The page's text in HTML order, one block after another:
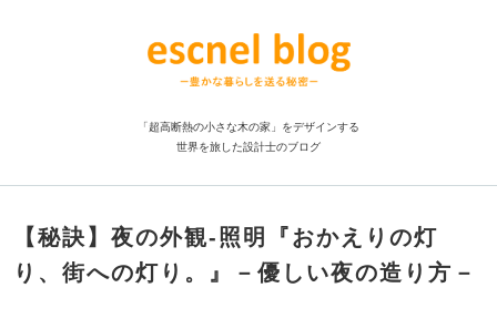
「超高断熱の小さな木の家」をデザインする
世界を旅した設計士のブログ
【秘訣】夜の外観-照明『おかえりの灯
り、街への灯り。』－優しい夜の造り方－